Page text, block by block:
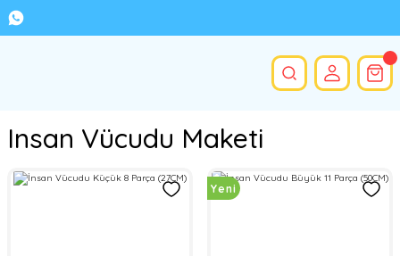
Insan Vücudu Maketi
Yeni